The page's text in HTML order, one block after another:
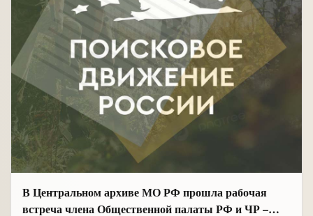
В Центральном архиве МО РФ прошла рабочая
встреча члена Общественной палаты РФ и ЧР –